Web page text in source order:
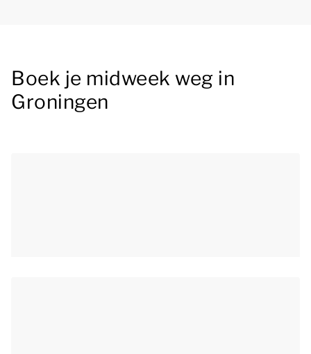
Boek je midweek weg in
Groningen